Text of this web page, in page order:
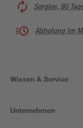
Sorglos, 90
Abholung im
Wissen & Service
Unternehmen